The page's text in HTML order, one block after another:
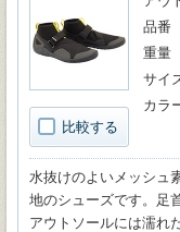
比較する
品番
重量
サイ
カラ
水抜けのよいメッシュ
地のシューズです。足
アウトソールには濡れ